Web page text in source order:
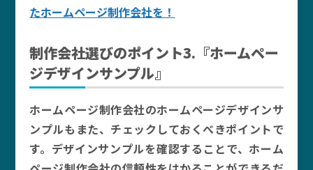
たホームページ制作会社を！
制作会社選びのポイント3.『ホームペー
ジデザインサンプル』
ホームページ制作会社のホームページデザインサ
ンプルもまた、チェックしておくべきポイントで
す。デザインサンプルを確認することで、ホーム